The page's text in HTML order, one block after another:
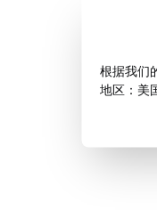
根据我们
地区：美